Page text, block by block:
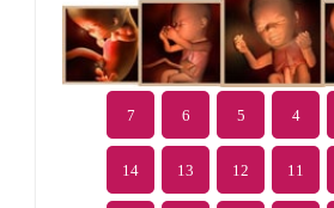
4
5
6
7
11
12
13
14